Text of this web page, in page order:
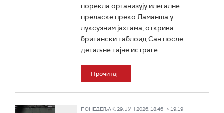
порекла организују илегалне
преласке преко Ламанша у
луксузним јахтама, открива
британски таблоид Сан после
детаљне тајне истраге...
Прочитај
ПОНЕДЕЉАК, 29. ЈУН 2026, 18:46 -> 19:19